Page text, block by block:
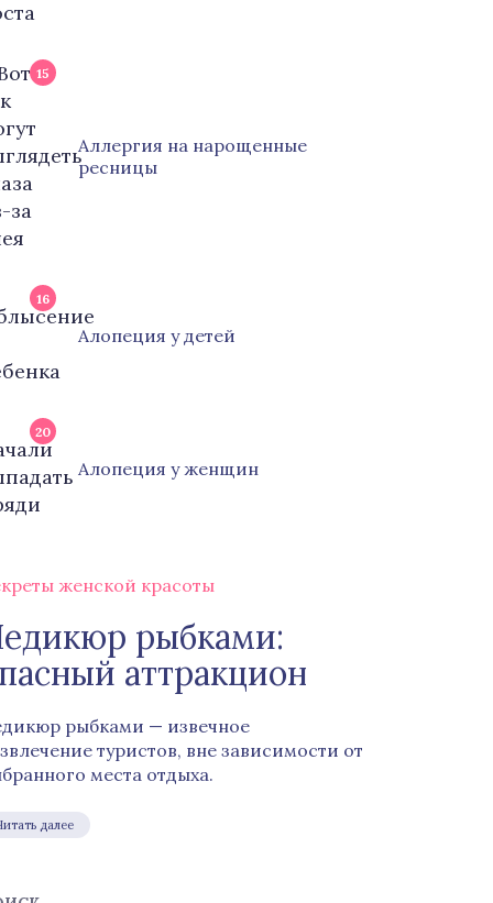
15
Аллергия на нарощенные
ресницы
16
Алопеция у детей
20
Алопеция у женщин
женской красоты
рыбками:
аттракцион
рыбками — извечное
туристов, вне зависимости от
места отдыха.
далее